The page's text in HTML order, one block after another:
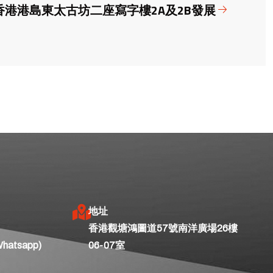
港港島東太古坊二座寫字樓2A及2B發展
地址
香港觀塘鴻圖道57號南洋廣場26樓
06-07室